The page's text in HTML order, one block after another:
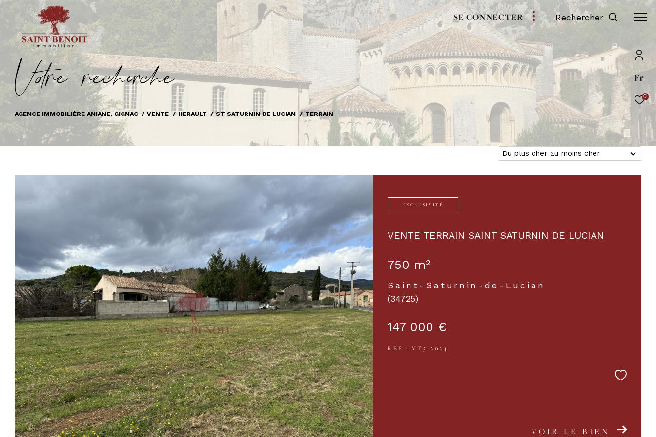
Fr
0
SE CONNECTER Rechercher
Vore recece
AGENCE IMMOBILIÈRE ANIANE, GIGNAC VENTE HERAULT ST SATURNIN DE LUCIAN TERRAIN
Du plus cher au moins cher
EXCLUSIVITÉ
VENTE TERRAIN SAINT SATURNIN DE LUCIAN
750 m²
Saint-Saturnin-de-Lucian
(34725)
147 000 €
REF : VT5-2024
VOIR LE BIEN